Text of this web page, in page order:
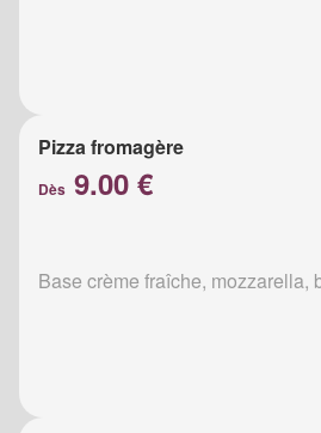
Pizza fromagère
Dès 9.00 €
Base crème fraîche, mozzarella,